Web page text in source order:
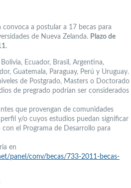
convoca a postular a 17 becas para
de Nueva Zelanda. Plazo de
Ecuador, Brasil, Argentina,
Guatemala, Paraguay, Perú y Uruguay.
de Postgrado, Masters o Doctorado
de pregrado podrían ser considerados
que provengan de comunidades
y/o cuyos estudios puedan significar
el Programa de Desarrollo para
en
panel/conv/becas/733-2011-becas-